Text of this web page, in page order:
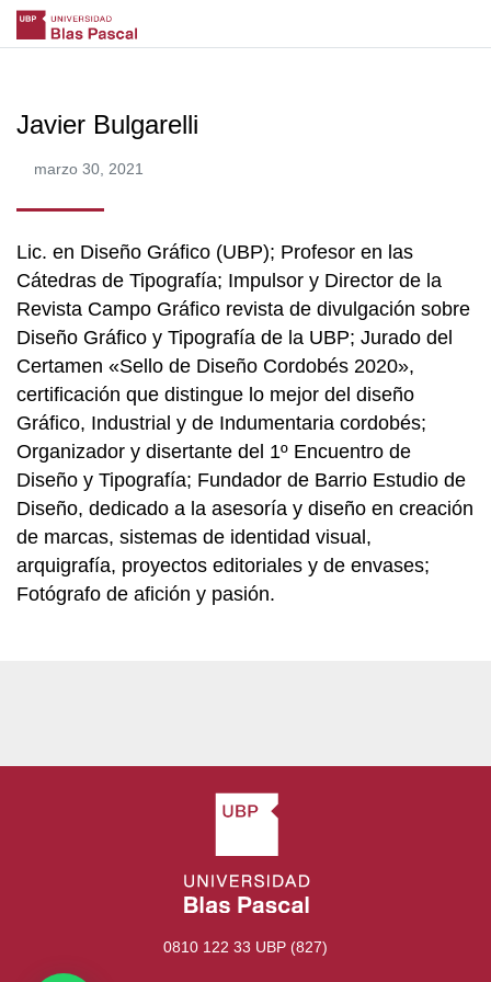
Javier Bulgarelli
marzo 30, 2021
Lic. en Diseño Gráfico (UBP); Profesor en las
Cátedras de Tipografía; Impulsor y Director de la
Revista Campo Gráfico revista de divulgación sobre
Diseño Gráfico y Tipografía de la UBP; Jurado del
Certamen «Sello de Diseño Cordobés 2020»,
certificación que distingue lo mejor del diseño
Gráfico, Industrial y de Indumentaria cordobés;
Organizador y disertante del 1º Encuentro de
Diseño y Tipografía; Fundador de Barrio Estudio de
Diseño, dedicado a la asesoría y diseño en creación
de marcas, sistemas de identidad visual,
arquigrafía, proyectos editoriales y de envases;
Fotógrafo de afición y pasión.
0810 122 33 UBP (827)